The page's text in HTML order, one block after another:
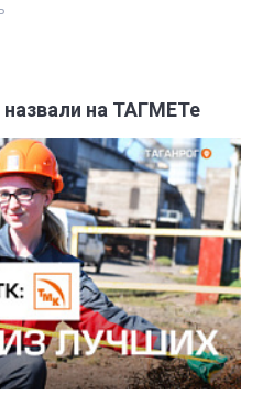
на ТАГМЕТе